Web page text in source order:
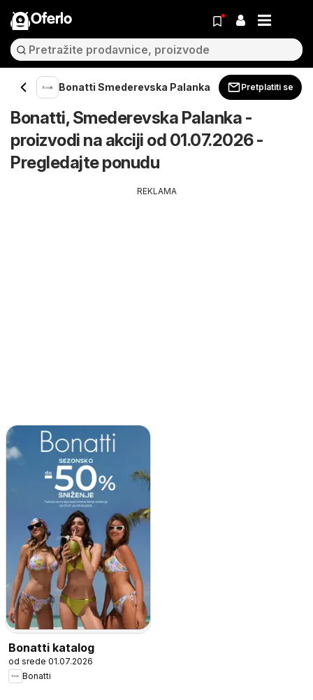
Oferlo
Bonatti Smederevska Palanka Pretplatiti se
Bonatti, Smederevska Palanka -
proizvodi na akciji od 01.07.2026 -
Pregledajte ponudu
REKLAMA
Bonatti katalog
od srede 01.07.2026
Bonatti